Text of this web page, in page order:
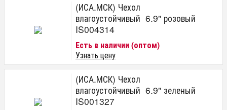
(ИСА.МСК) Чехол
влагоустойчивый 6.9" розовый
IS004314
Есть в наличии (оптом)
Узнать цену
(ИСА.МСК) Чехол
влагоустойчивый 6.9" зеленый
IS001327